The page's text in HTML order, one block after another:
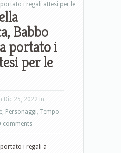
i regali attesi per le
Babbo
portato i
per le
Dic 25, 2022 in
, Personaggi, Tempo
comments
i regali a